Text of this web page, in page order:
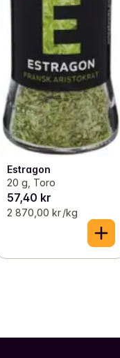
Estragon
20 g, Toro
57,40 kr
2 870,00 kr /kg